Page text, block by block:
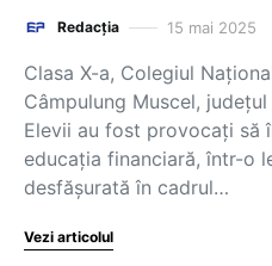
Redacția 15 mai 2025
Clasa X-a, Colegiul
Câmpulung Muscel,
Elevii au fost provocați să
educația financiară, într-o
desfășurată în cadrul…
Vezi articolul